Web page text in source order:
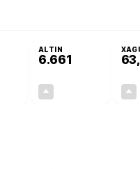
ALTIN
6.661